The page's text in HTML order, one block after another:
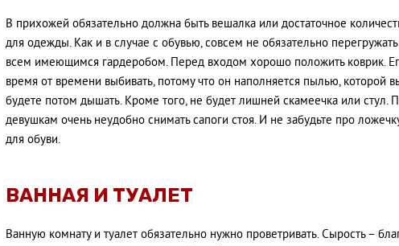
В прихожей обязательно должна быть вешалка или достаточное
для одежды. Как и в случае с обувью, совсем не обязательно
всем имеющимся гардеробом. Перед входом хорошо положить коврик.
время от времени выбивать, потому что он наполняется пылью, которой
будете потом дышать. Кроме того, не будет лишней скамеечка или стул.
девушкам очень неудобно снимать сапоги стоя. И не забудьте про
для обуви.
ВАННАЯ И ТУАЛЕТ
Ванную комнату и туалет обязательно нужно проветривать. Сырость –